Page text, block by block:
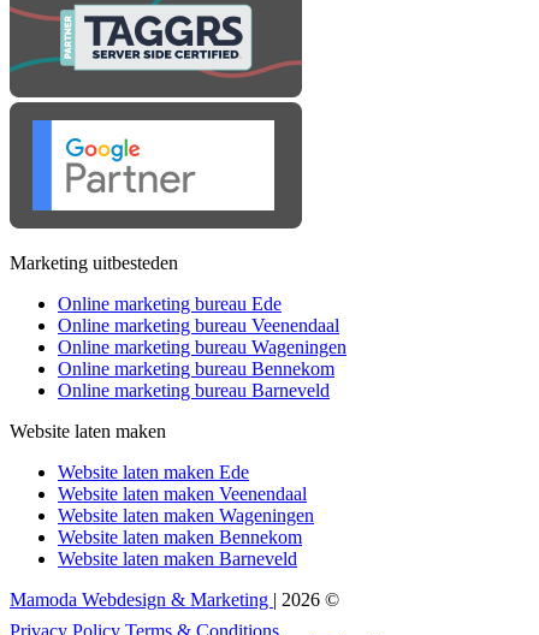
Marketing uitbesteden
Online marketing bureau Ede
Online marketing bureau Veenendaal
Online marketing bureau Wageningen
Online marketing bureau Bennekom
Online marketing bureau Barneveld
Website laten maken
Website laten maken Ede
Website laten maken Veenendaal
Website laten maken Wageningen
Website laten maken Bennekom
Website laten maken Barneveld
Mamoda Webdesign & Marketing | 2026 ©
Privacy Policy Terms & Conditions